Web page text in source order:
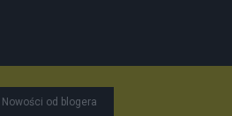
Nowości od blogera